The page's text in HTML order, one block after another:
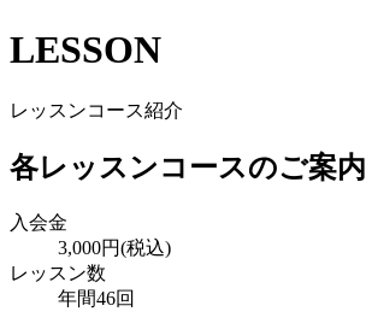
LESSON
レッスンコース紹介
各レッスンコースのご案内
入会金
3,000円(税込)
レッスン数
年間46回